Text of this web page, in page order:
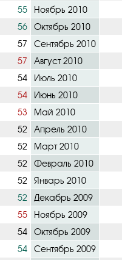
55
Ноябрь 2010
56
Октябрь 2010
57
Сентябрь 2010
57
Август 2010
54
Июль 2010
54
Июнь 2010
53
Май 2010
52
Апрель 2010
52
Март 2010
52
Февраль 2010
52
Январь 2010
52
Декабрь 2009
55
Ноябрь 2009
54
Октябрь 2009
54
Сентябрь 2009